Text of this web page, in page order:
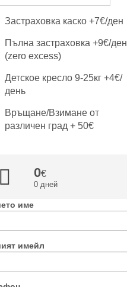
Застраховка каско +7€/ден
Пълна застраховка +9€/ден
(zero excess)
Детское кресло 9-25кг +4€/
день
Връщане/Взимане от
различен град + 50€
0
0 дней
име
имейл